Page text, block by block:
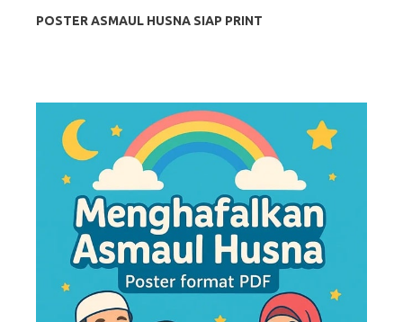
POSTER ASMAUL HUSNA SIAP PRINT